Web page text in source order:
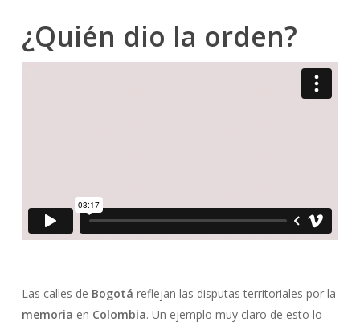
¿Quién dio la orden?
Las calles de Bogotá reflejan las disputas territoriales por la
memoria en Colombia. Un ejemplo muy claro de esto lo